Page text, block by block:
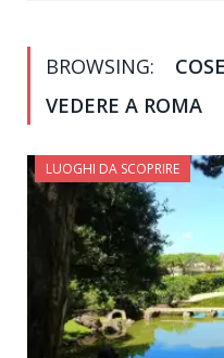
BROWSING:
VEDERE A ROMA
LUOGHI DA SCOPRIRE